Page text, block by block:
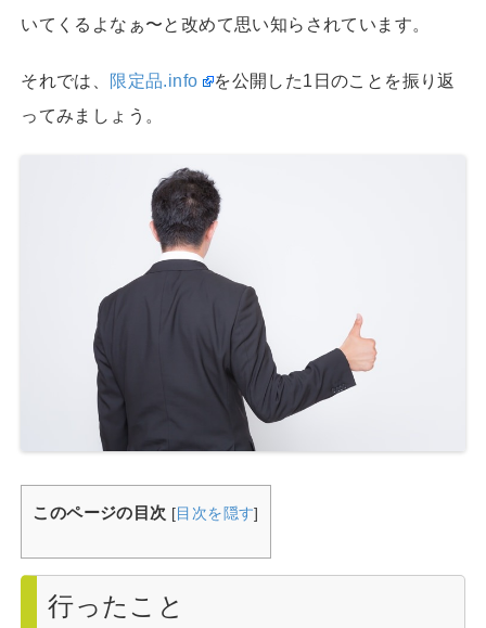
いてくるよなぁ〜と改めて思い知らされています。
それでは、 限定品.info
を公開した1日のことを振り返
ってみましょう。
このページの目次 [ 目次を隠す]
行ったこと